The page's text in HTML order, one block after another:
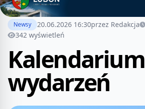
Newsy 20.06.2026 16:30przez Redakcja
342 wyświetleń
Kalendarium
wydarzeń